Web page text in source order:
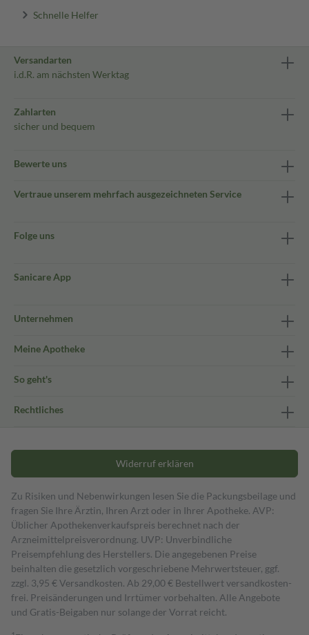
Schnelle Helfer
Versandarten
i.d.R. am nächsten Werktag
Zahlarten
sicher und bequem
Bewerte uns
Vertraue unserem mehrfach ausgezeichneten Service
Folge uns
Sanicare App
Unternehmen
Meine Apotheke
So geht's
Rechtliches
Widerruf erklären
Zu Risiken und Nebenwirkungen lesen Sie die Packungsbeilage und
fragen Sie Ihre Ärztin, Ihren Arzt oder in Ihrer Apotheke. AVP:
Üblicher Apothekenverkaufspreis berechnet nach der
Arzneimittelpreisverordnung. UVP: Unverbindliche
Preisempfehlung des Herstellers. Die angegebenen Preise
beinhalten die gesetzlich vorgeschriebene Mehrwertsteuer, ggf.
zzgl. 3,95 € Versandkosten. Ab 29,00 € Bestell­wert versand­kosten­
frei. Preisänderungen und Irrtümer vorbehalten. Alle Angebote
und Gratis-Beigaben nur solange der Vorrat reicht.